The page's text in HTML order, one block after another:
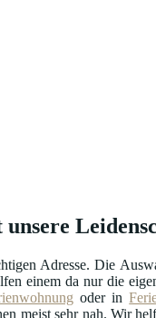
Adresse. Die
einem da nur die
oder in
meist sehr nah. Wir